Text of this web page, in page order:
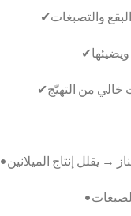
والتصبغات✔
من التهيّج✔
→ يقلل إنتاج الميلانين•